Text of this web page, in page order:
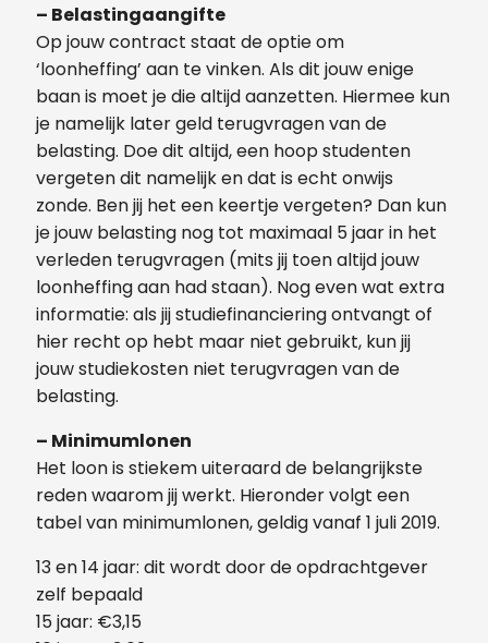
– Belastingaangifte
Op jouw contract staat de optie om
‘loonheffing’ aan te vinken. Als dit jouw enige
baan is moet je die altijd aanzetten. Hiermee kun
je namelijk later geld terugvragen van de
belasting. Doe dit altijd, een hoop studenten
vergeten dit namelijk en dat is echt onwijs
zonde. Ben jij het een keertje vergeten? Dan kun
je jouw belasting nog tot maximaal 5 jaar in het
verleden terugvragen (mits jij toen altijd jouw
loonheffing aan had staan). Nog even wat extra
informatie: als jij studiefinanciering ontvangt of
hier recht op hebt maar niet gebruikt, kun jij
jouw studiekosten niet terugvragen van de
belasting.
– Minimumlonen
Het loon is stiekem uiteraard de belangrijkste
reden waarom jij werkt. Hieronder volgt een
tabel van minimumlonen, geldig vanaf 1 juli 2019.
13 en 14 jaar: dit wordt door de opdrachtgever
zelf bepaald
15 jaar: €3,15